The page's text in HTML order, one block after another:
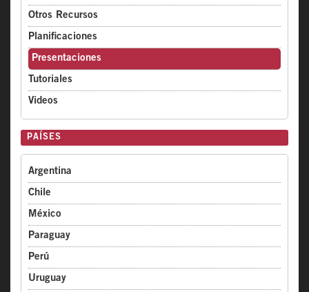
Otros Recursos
Planificaciones
Presentaciones
Tutoriales
Videos
PAÍSES
Argentina
Chile
México
Paraguay
Perú
Uruguay